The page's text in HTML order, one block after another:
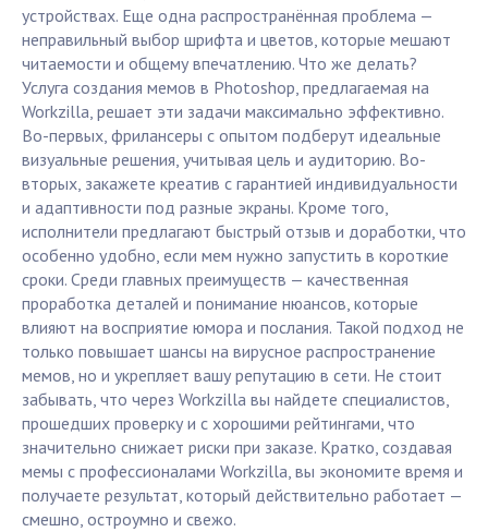
устройствах. Еще одна распространённая проблема —
неправильный выбор шрифта и цветов, которые мешают
читаемости и общему впечатлению. Что же делать?
Услуга создания мемов в Photoshop, предлагаемая на
Workzilla, решает эти задачи максимально эффективно.
Во-первых, фрилансеры с опытом подберут идеальные
визуальные решения, учитывая цель и аудиторию. Во-
вторых, закажете креатив с гарантией индивидуальности
и адаптивности под разные экраны. Кроме того,
исполнители предлагают быстрый отзыв и доработки, что
особенно удобно, если мем нужно запустить в короткие
сроки. Среди главных преимуществ — качественная
проработка деталей и понимание нюансов, которые
влияют на восприятие юмора и послания. Такой подход не
только повышает шансы на вирусное распространение
мемов, но и укрепляет вашу репутацию в сети. Не стоит
забывать, что через Workzilla вы найдете специалистов,
прошедших проверку и с хорошими рейтингами, что
значительно снижает риски при заказе. Кратко, создавая
мемы с профессионалами Workzilla, вы экономите время и
получаете результат, который действительно работает —
смешно, остроумно и свежо.